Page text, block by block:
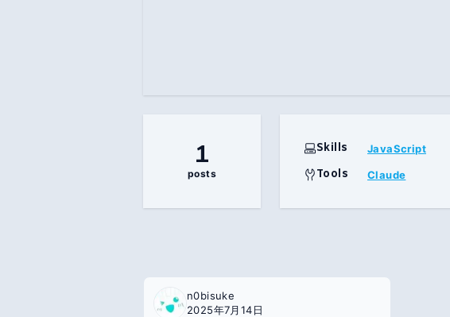
1
posts
Skills JavaScript
Tools Claude
n0bisuke
2025年7月14日